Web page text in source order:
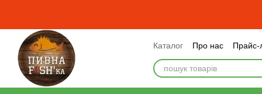
Каталог Про нас
Прайс-
Оплата і доставка
Публічний договір